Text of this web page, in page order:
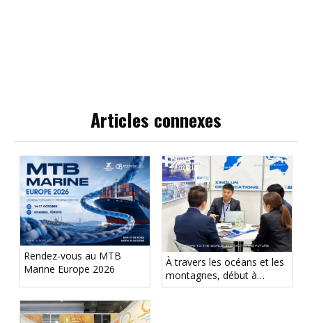
Articles connexes
Rendez-vous au MTB
Marine Europe 2026
À travers les océans et les
montagnes, début à
Tokyo ! La corde Xinglun